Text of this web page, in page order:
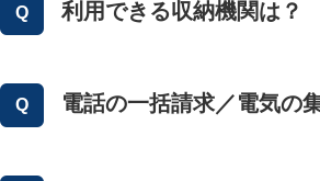
利用できる収納機関は？
電話の一括請求／電気の